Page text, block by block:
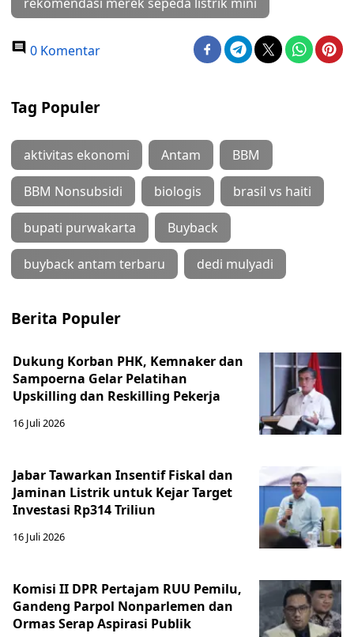
0 Komentar
Tag Populer
aktivitas ekonomi Antam BBM
BBM Nonsubsidi biologis brasil vs haiti
bupati purwakarta Buyback
buyback antam terbaru dedi mulyadi
Berita Populer
Dukung Korban PHK, Kemnaker dan
Sampoerna Gelar Pelatihan
Upskilling dan Reskilling Pekerja
16 Juli 2026
Jabar Tawarkan Insentif Fiskal dan
Jaminan Listrik untuk Kejar Target
Investasi Rp314 Triliun
16 Juli 2026
Komisi II DPR Pertajam RUU Pemilu,
Gandeng Parpol Nonparlemen dan
Ormas Serap Aspirasi Publik